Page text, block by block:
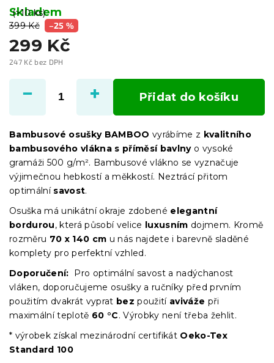
399 Kč –25 %
299 Kč
247 Kč bez DPH
cena:
Skladem
(>10 ks)
Přidat do košíku
Bambusové osušky BAMBOO vyrábíme z kvalitního
bambusového vlákna s příměsí bavlny o vysoké
gramáži 500 g/m². Bambusové vlákno se vyznačuje
výjimečnou hebkostí a měkkostí. Neztrácí přitom
optimální savost.
Osuška má unikátní okraje zdobené elegantní
bordurou, která působí velice luxusním dojmem. Kromě
rozměru 70 x 140 cm u nás najdete i barevně sladěné
komplety pro perfektní vzhled.
Doporučení: Pro optimální savost a nadýchanost
vláken, doporučujeme osušky a ručníky před prvním
použitím dvakrát vyprat bez použití aviváže při
maximální teplotě 60 °C. Výrobky není třeba žehlit.
* výrobek získal mezinárodní certifikát Oeko-Tex
Standard 100